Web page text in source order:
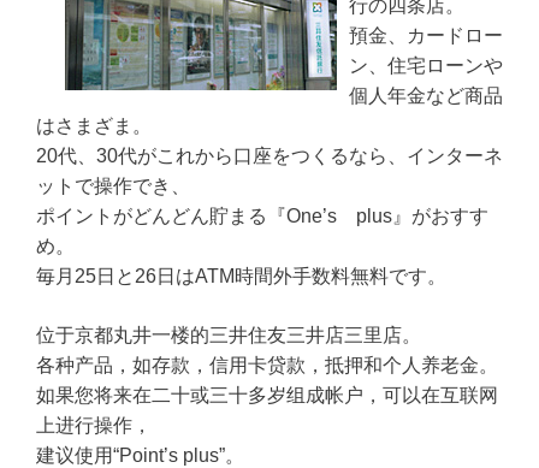
行の四条店。
預金、カードロー
ン、住宅ローンや
個人年金など商品
はさまざま。
20代、30代がこれから口座をつくるなら、インターネ
ットで操作でき、
ポイントがどんどん貯まる『One’s plus』がおすす
め。
毎月25日と26日はATM時間外手数料無料です。
位于京都丸井一楼的三井住友三井店三里店。
各种产品，如存款，信用卡贷款，抵押和个人养老金。
如果您将来在二十或三十多岁组成帐户，可以在互联网
上进行操作，
建议使用“Point’s plus”。